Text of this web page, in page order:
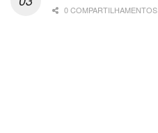
0 COMPARTILHAMENTOS